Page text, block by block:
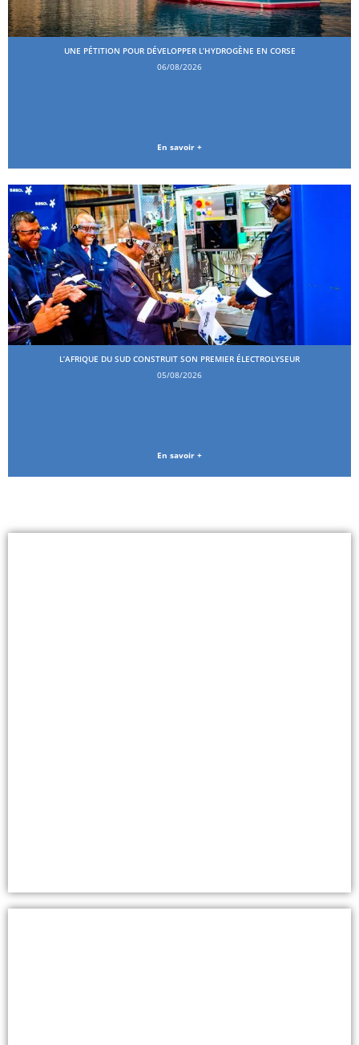
UNE PÉTITION POUR DÉVELOPPER L’HYDROGÈNE EN CORSE
06/08/2026
En savoir +
L’AFRIQUE DU SUD CONSTRUIT SON PREMIER ÉLECTROLYSEUR
05/08/2026
En savoir +